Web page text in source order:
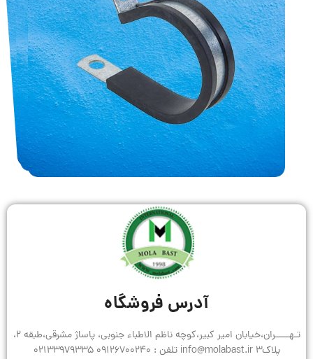
آدرس فروشگاه
تـهـــــران،خیابان امیر کبیر،کوچه ناظم الاطباء جنوبی، پاساژ مشرقی،طبقه 2،
پلاک3 info@molabast.ir تلفن : 09126700240 02133979335